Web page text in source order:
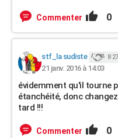
Commenter 0
stf_la sudiste 8
21 janv. 2016 à 14:03
évidemment qu'il tourne
étanchéité, donc
tard !!!
Commenter 0